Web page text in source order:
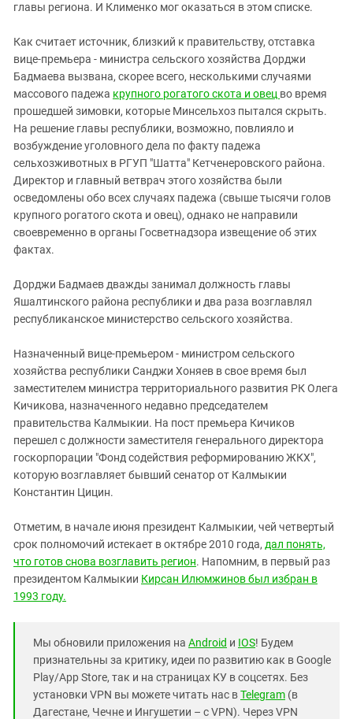
главы региона. И Клименко мог оказаться в этом списке.
Как считает источник, близкий к правительству, отставка
вице-премьера - министра сельского хозяйства Дорджи
Бадмаева вызвана, скорее всего, несколькими случаями
массового падежа крупного рогатого скота и овец во время
прошедшей зимовки, которые Минсельхоз пытался скрыть.
На решение главы республики, возможно, повлияло и
возбуждение уголовного дела по факту падежа
сельхозживотных в РГУП "Шатта" Кетченеровского района.
Директор и главный ветврач этого хозяйства были
осведомлены обо всех случаях падежа (свыше тысячи голов
крупного рогатого скота и овец), однако не направили
своевременно в органы Госветнадзора извещение об этих
фактах.
Дорджи Бадмаев дважды занимал должность главы
Яшалтинского района республики и два раза возглавлял
республиканское министерство сельского хозяйства.
Назначенный вице-премьером - министром сельского
хозяйства республики Санджи Хоняев в свое время был
заместителем министра территориального развития РК Олега
Кичикова, назначенного недавно председателем
правительства Калмыкии. На пост премьера Кичиков
перешел с должности заместителя генерального директора
госкорпорации "Фонд содействия реформированию ЖКХ",
которую возглавляет бывший сенатор от Калмыкии
Константин Цицин.
Отметим, в начале июня президент Калмыкии, чей четвертый
срок полномочий истекает в октябре 2010 года, дал понять,
что готов снова возглавить регион. Напомним, в первый раз
президентом Калмыкии Кирсан Илюмжинов был избран в
1993 году.
Мы обновили приложения на Android и IOS! Будем
признательны за критику, идеи по развитию как в Google
Play/App Store, так и на страницах КУ в соцсетях. Без
установки VPN вы можете читать нас вTelegram (в
Дагестане, Чечне и Ингушетии – с VPN). Через VPN